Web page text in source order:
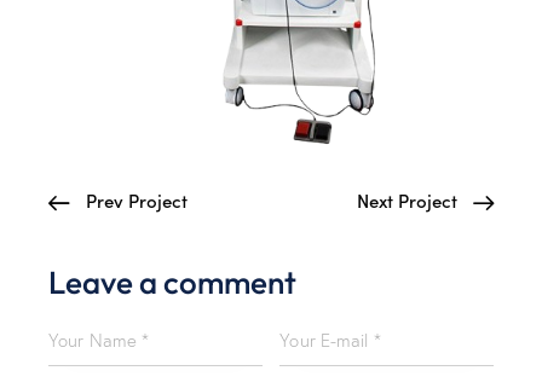
Prev Project Next Project
Leave a comment